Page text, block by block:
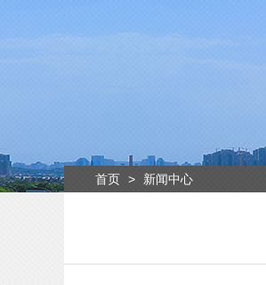
首页 > 新闻中心